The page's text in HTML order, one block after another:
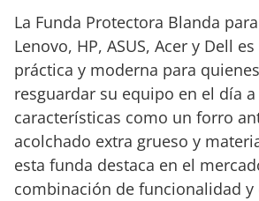
La Funda Protectora Blanda
Lenovo, HP, ASUS, Acer y Dell
práctica y moderna para
resguardar su equipo en el día a
características como un forro
acolchado extra grueso y
esta funda destaca en el
combinación de funcionalidad y